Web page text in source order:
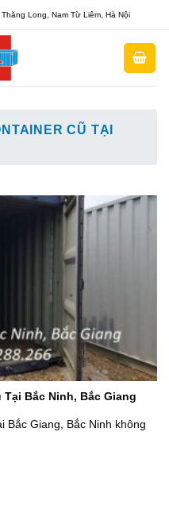
Long, Nam Từ Liêm, Hà Nội
CŨ TẠI
Bắc Ninh, Bắc Giang
Bắc Giang, Bắc Ninh không